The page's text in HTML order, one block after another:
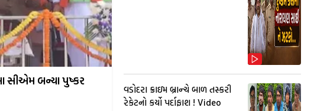
સીએમ બન્યા પુષ્કર
વડોદરા ક્રાઇમ બ્રાન્ચે બાળ તસ્કરી
રેકેટનો કર્યો પર્દાફાશ ! Video